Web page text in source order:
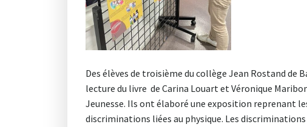
Des élèves de troisième du collège Jean Rostand
lecture du livre de Carina Louart et Véronique
Jeunesse. Ils ont élaboré une exposition reprenant
discriminations liées au physique. Les